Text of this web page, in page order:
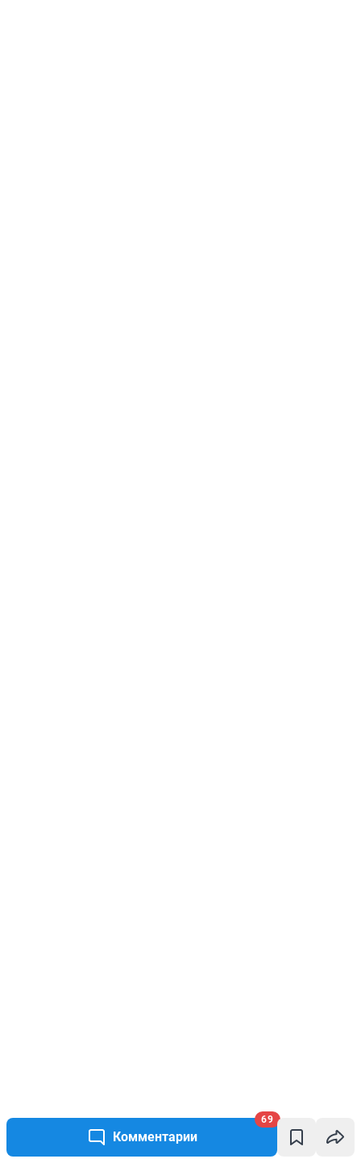
Комментарии
69